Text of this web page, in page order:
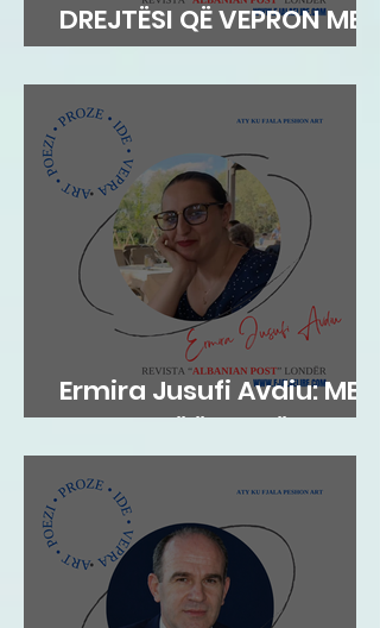
DREJTËSI QË VEPRON ME
INTEGRITET
Ermira Jusufi Avdiu: ME
FLATRA TË ËNDRRËS